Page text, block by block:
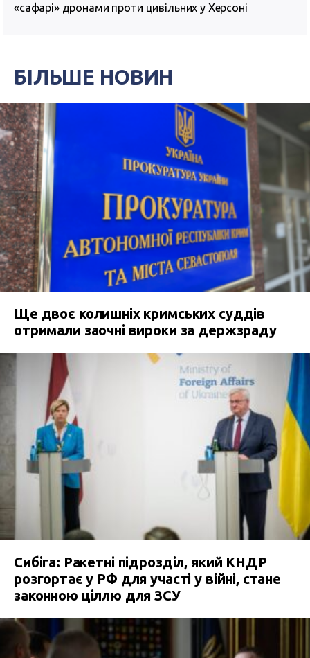
«сафарі» дронами проти цивільних у Херсоні
БІЛЬШЕ НОВИН
Ще двоє колишніх кримських суддів
отримали заочні вироки за держзраду
Сибіга: Ракетні підрозділ, який КНДР
розгортає у РФ для участі у війні, стане
законною ціллю для ЗСУ